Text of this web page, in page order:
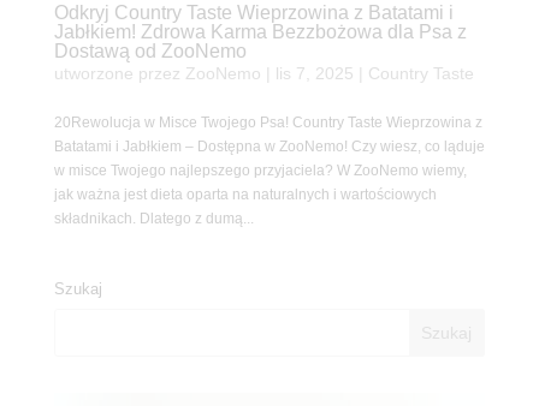
Odkryj Country Taste Wieprzowina z Batatami i
Jabłkiem! Zdrowa Karma Bezzbożowa dla Psa z
Dostawą od ZooNemo
utworzone przez ZooNemo lis 7, 2025 Country Taste
20Rewolucja w Misce Twojego Psa! Country Taste Wieprzowina z
Batatami i Jabłkiem – Dostępna w ZooNemo! Czy wiesz, co ląduje
w misce Twojego najlepszego przyjaciela? W ZooNemo wiemy,
jak ważna jest dieta oparta na naturalnych i wartościowych
składnikach. Dlatego z dumą...
Szukaj